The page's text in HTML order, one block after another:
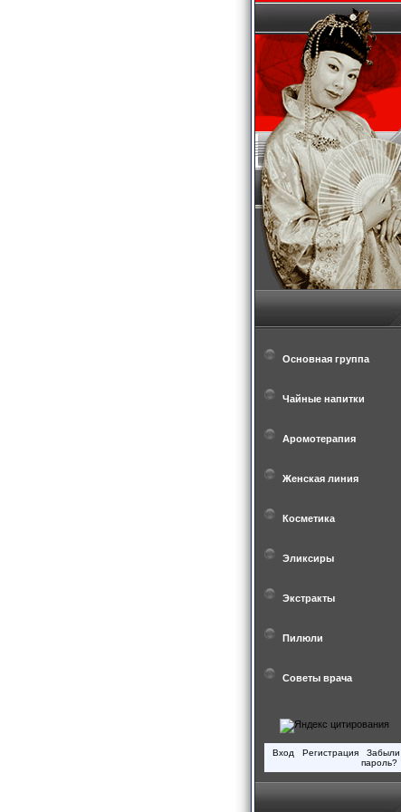
Основная группа
Чайные напитки
Аромотерапия
Женская линия
Косметика
Эликсиры
Экстракты
Пилюли
Советы врача
Вход Регистрация
Забыли
пароль?